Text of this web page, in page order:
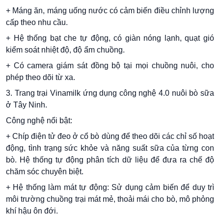
+ Máng ăn, máng uống nước có cảm biến điều chỉnh lượng
cấp theo nhu cầu.
+ Hệ thống bạt che tự động, có giàn nóng lạnh, quạt gió
kiểm soát nhiệt độ, độ ẩm chuồng.
+ Có camera giám sát đồng bộ tại mọi chuồng nuôi, cho
phép theo dõi từ xa.
3. Trang trại Vinamilk ứng dụng công nghệ 4.0 nuôi bò sữa
ở Tây Ninh.
Công nghệ nổi bật:
+ Chíp điện tử đeo ở cổ bò dùng để theo dõi các chỉ số hoạt
động, tình trạng sức khỏe và năng suất sữa của từng con
bò. Hệ thống tự động phân tích dữ liệu để đưa ra chế độ
chăm sóc chuyên biệt.
+ Hệ thống làm mát tự động: Sử dụng cảm biến để duy trì
môi trường chuồng trại mát mẻ, thoải mái cho bò, mô phỏng
khí hậu ôn đới.